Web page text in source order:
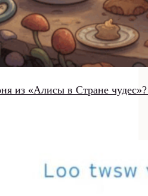
из «Алисы в Стране